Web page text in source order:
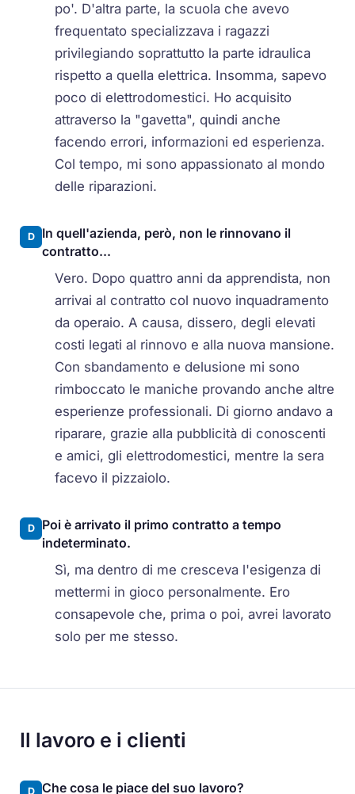
po'. D'altra parte, la scuola che avevo
frequentato specializzava i ragazzi
privilegiando soprattutto la parte idraulica
rispetto a quella elettrica. Insomma, sapevo
poco di elettrodomestici. Ho acquisito
attraverso la "gavetta", quindi anche
facendo errori, informazioni ed esperienza.
Col tempo, mi sono appassionato al mondo
delle riparazioni.
D
In quell'azienda, però, non le rinnovano il
contratto...
Vero. Dopo quattro anni da apprendista, non
arrivai al contratto col nuovo inquadramento
da operaio. A causa, dissero, degli elevati
costi legati al rinnovo e alla nuova mansione.
Con sbandamento e delusione mi sono
rimboccato le maniche provando anche altre
esperienze professionali. Di giorno andavo a
riparare, grazie alla pubblicità di conoscenti
e amici, gli elettrodomestici, mentre la sera
facevo il pizzaiolo.
D
Poi è arrivato il primo contratto a tempo
indeterminato.
Sì, ma dentro di me cresceva l'esigenza di
mettermi in gioco personalmente. Ero
consapevole che, prima o poi, avrei lavorato
solo per me stesso.
Il lavoro e i clienti
D Che cosa le piace del suo lavoro?